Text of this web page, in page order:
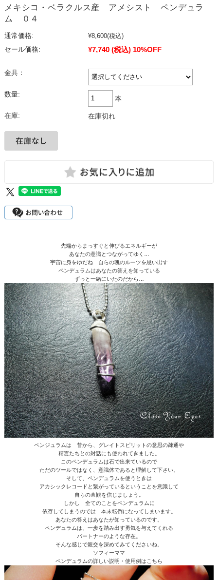
メキシコ・ベラクルス産 アメシスト ペンデュラ
ム ０４
通常価格: ¥8,600(税込)
セール価格:
¥7,740 (税込) 10%OFF
金具：
数量:
本
在庫: 在庫切れ
先端からまっすぐと伸びるエネルギーが
あなたの意識とつながってゆく…
宇宙に身をゆだね 自らの魂のルーツを思い出す
ペンデュラムはあなたの答えを知っている
ずっと一緒にいたのだから…
ペンジュラムは 昔から、グレイトスピリットの意思の疎通や
精霊たちとの対話にも使われてきました。
このペンデュラムは石で出来ているので
ただのツールではなく、意識体であると理解して下さい。
そして、ペンデュラムを使うときは
アカシックレコードと繋がっているということを意識して
自らの直観を信じましょう。
しかし 全てのことをペンデュラムに
依存してしまうのでは 本末転倒になってしまいます。
あなたの答えはあなたが知っているのです。
ペンデュラムは、一歩を踏み出す勇気を与えてくれる
パートナーのような存在。
そんな感じで親交を深めてみてくださいね。
ソフィーママ
ペンデュラムの詳しい説明・使用例はこちら